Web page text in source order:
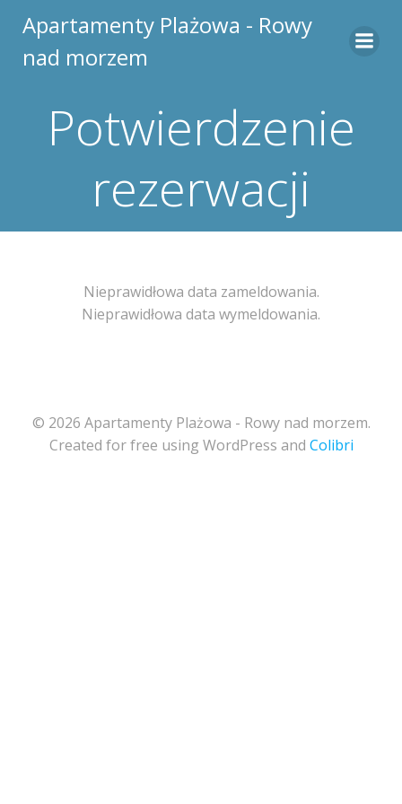
to
Apartamenty Plażowa - Rowy
nad morzem
Potwierdzenie
rezerwacji
Nieprawidłowa data zameldowania.
Nieprawidłowa data wymeldowania.
© 2026 Apartamenty Plażowa - Rowy nad morzem.
Created for free using WordPress and Colibri